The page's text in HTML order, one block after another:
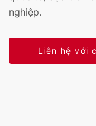
nghiệp.
Liên hệ với